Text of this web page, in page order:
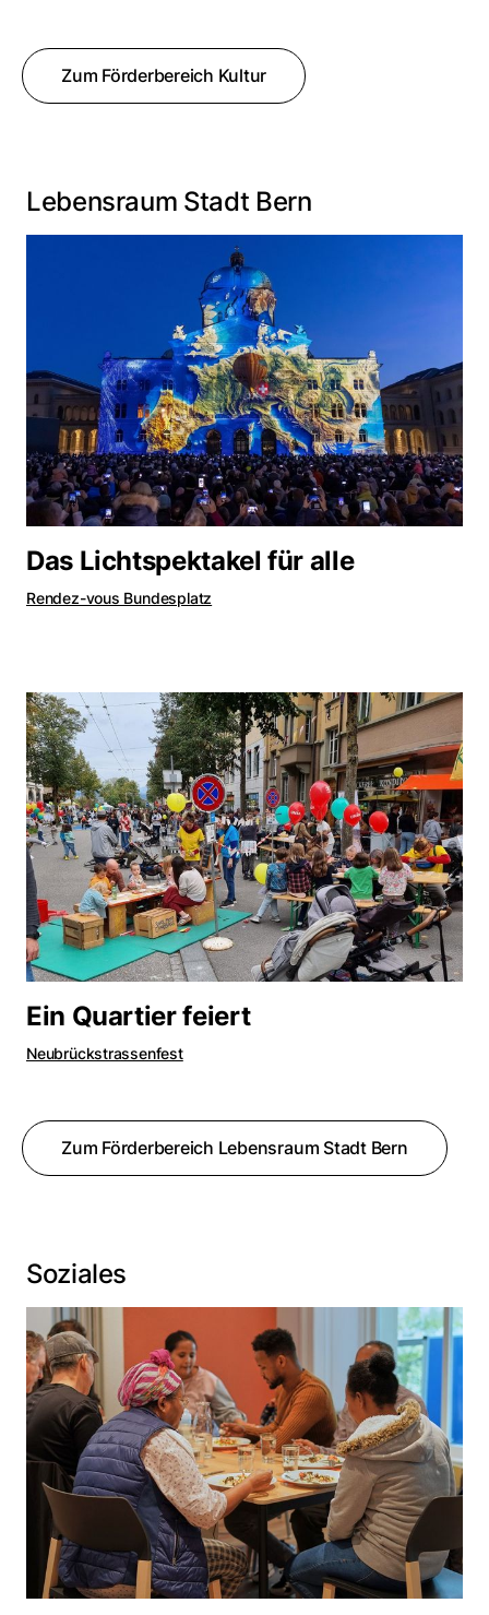
Zum Förderbereich Kultur
Lebensraum Stadt Bern
Das Lichtspektakel für alle
Rendez-vous Bundesplatz
Ein Quartier feiert
Neubrückstrassenfest
Zum Förderbereich Lebensraum Stadt Bern
Soziales